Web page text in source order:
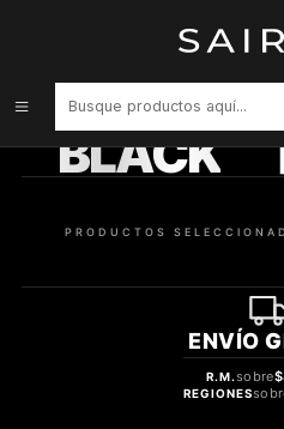
Perfume Armaf Oros Donna Mujer
BLACK
PRODUCTOS
ENVÍO
R.M.sobre
REGIONES